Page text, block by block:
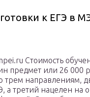
к ЕГЭ в
Стоимость
предмет или 26 000
трем направлениям,
а третий нацелен на